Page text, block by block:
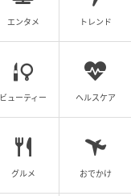
エンタメ トレンド
ビューティー ヘルスケア
グルメ おでかけ